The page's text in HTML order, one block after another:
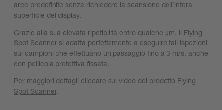
aree predefinite senza richiedere la scansione dell'intera
superficie del display.
Grazie alla sua elevata ripetibilità entro qualche µm, il Flying
Spot Scanner si adatta perfettamente a eseguire tali ispezioni
sui campioni che effettuano un passaggio fino a 3 m/s, anche
con pellicola protettiva fissata.
Per maggiori dettagli cliccare sul video del prodotto Flying
Spot Scanner.